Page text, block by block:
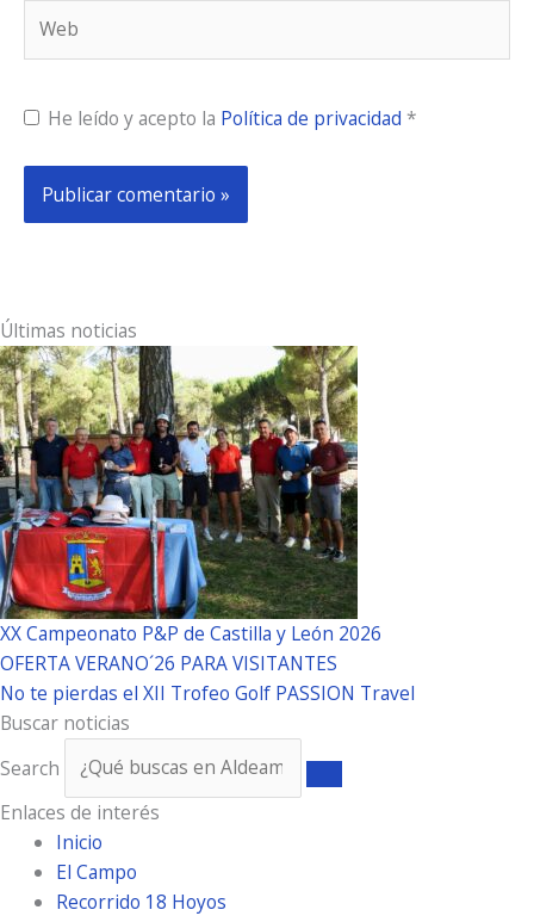
He leído y acepto la Política de privacidad *
Últimas noticias
XX Campeonato P&P de Castilla y León 2026
OFERTA VERANO´26 PARA VISITANTES
No te pierdas el XII Trofeo Golf PASSION Travel
Buscar noticias
Search
Enlaces de interés
Inicio
El Campo
Recorrido 18 Hoyos